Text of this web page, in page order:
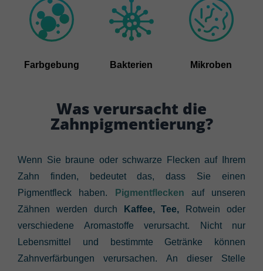
Farbgebung Bakterien Mikroben
Was verursacht die
Zahnpigmentierung?
Wenn Sie braune oder schwarze Flecken auf Ihrem
Zahn finden, bedeutet das, dass Sie einen
Pigmentfleck haben.
Pigmentflecken auf unseren
Zähnen werden durch
Kaffee, Tee, Rotwein oder
verschiedene Aromastoffe verursacht. Nicht nur
Lebensmittel und bestimmte Getränke können
Zahnverfärbungen verursachen. An dieser Stelle